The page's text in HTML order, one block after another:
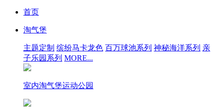
首页
淘气堡
主题定制 缤纷马卡龙色 百万球池系列 神秘海洋系列 亲
子乐园系列 MORE...
室内淘气堡运动公园